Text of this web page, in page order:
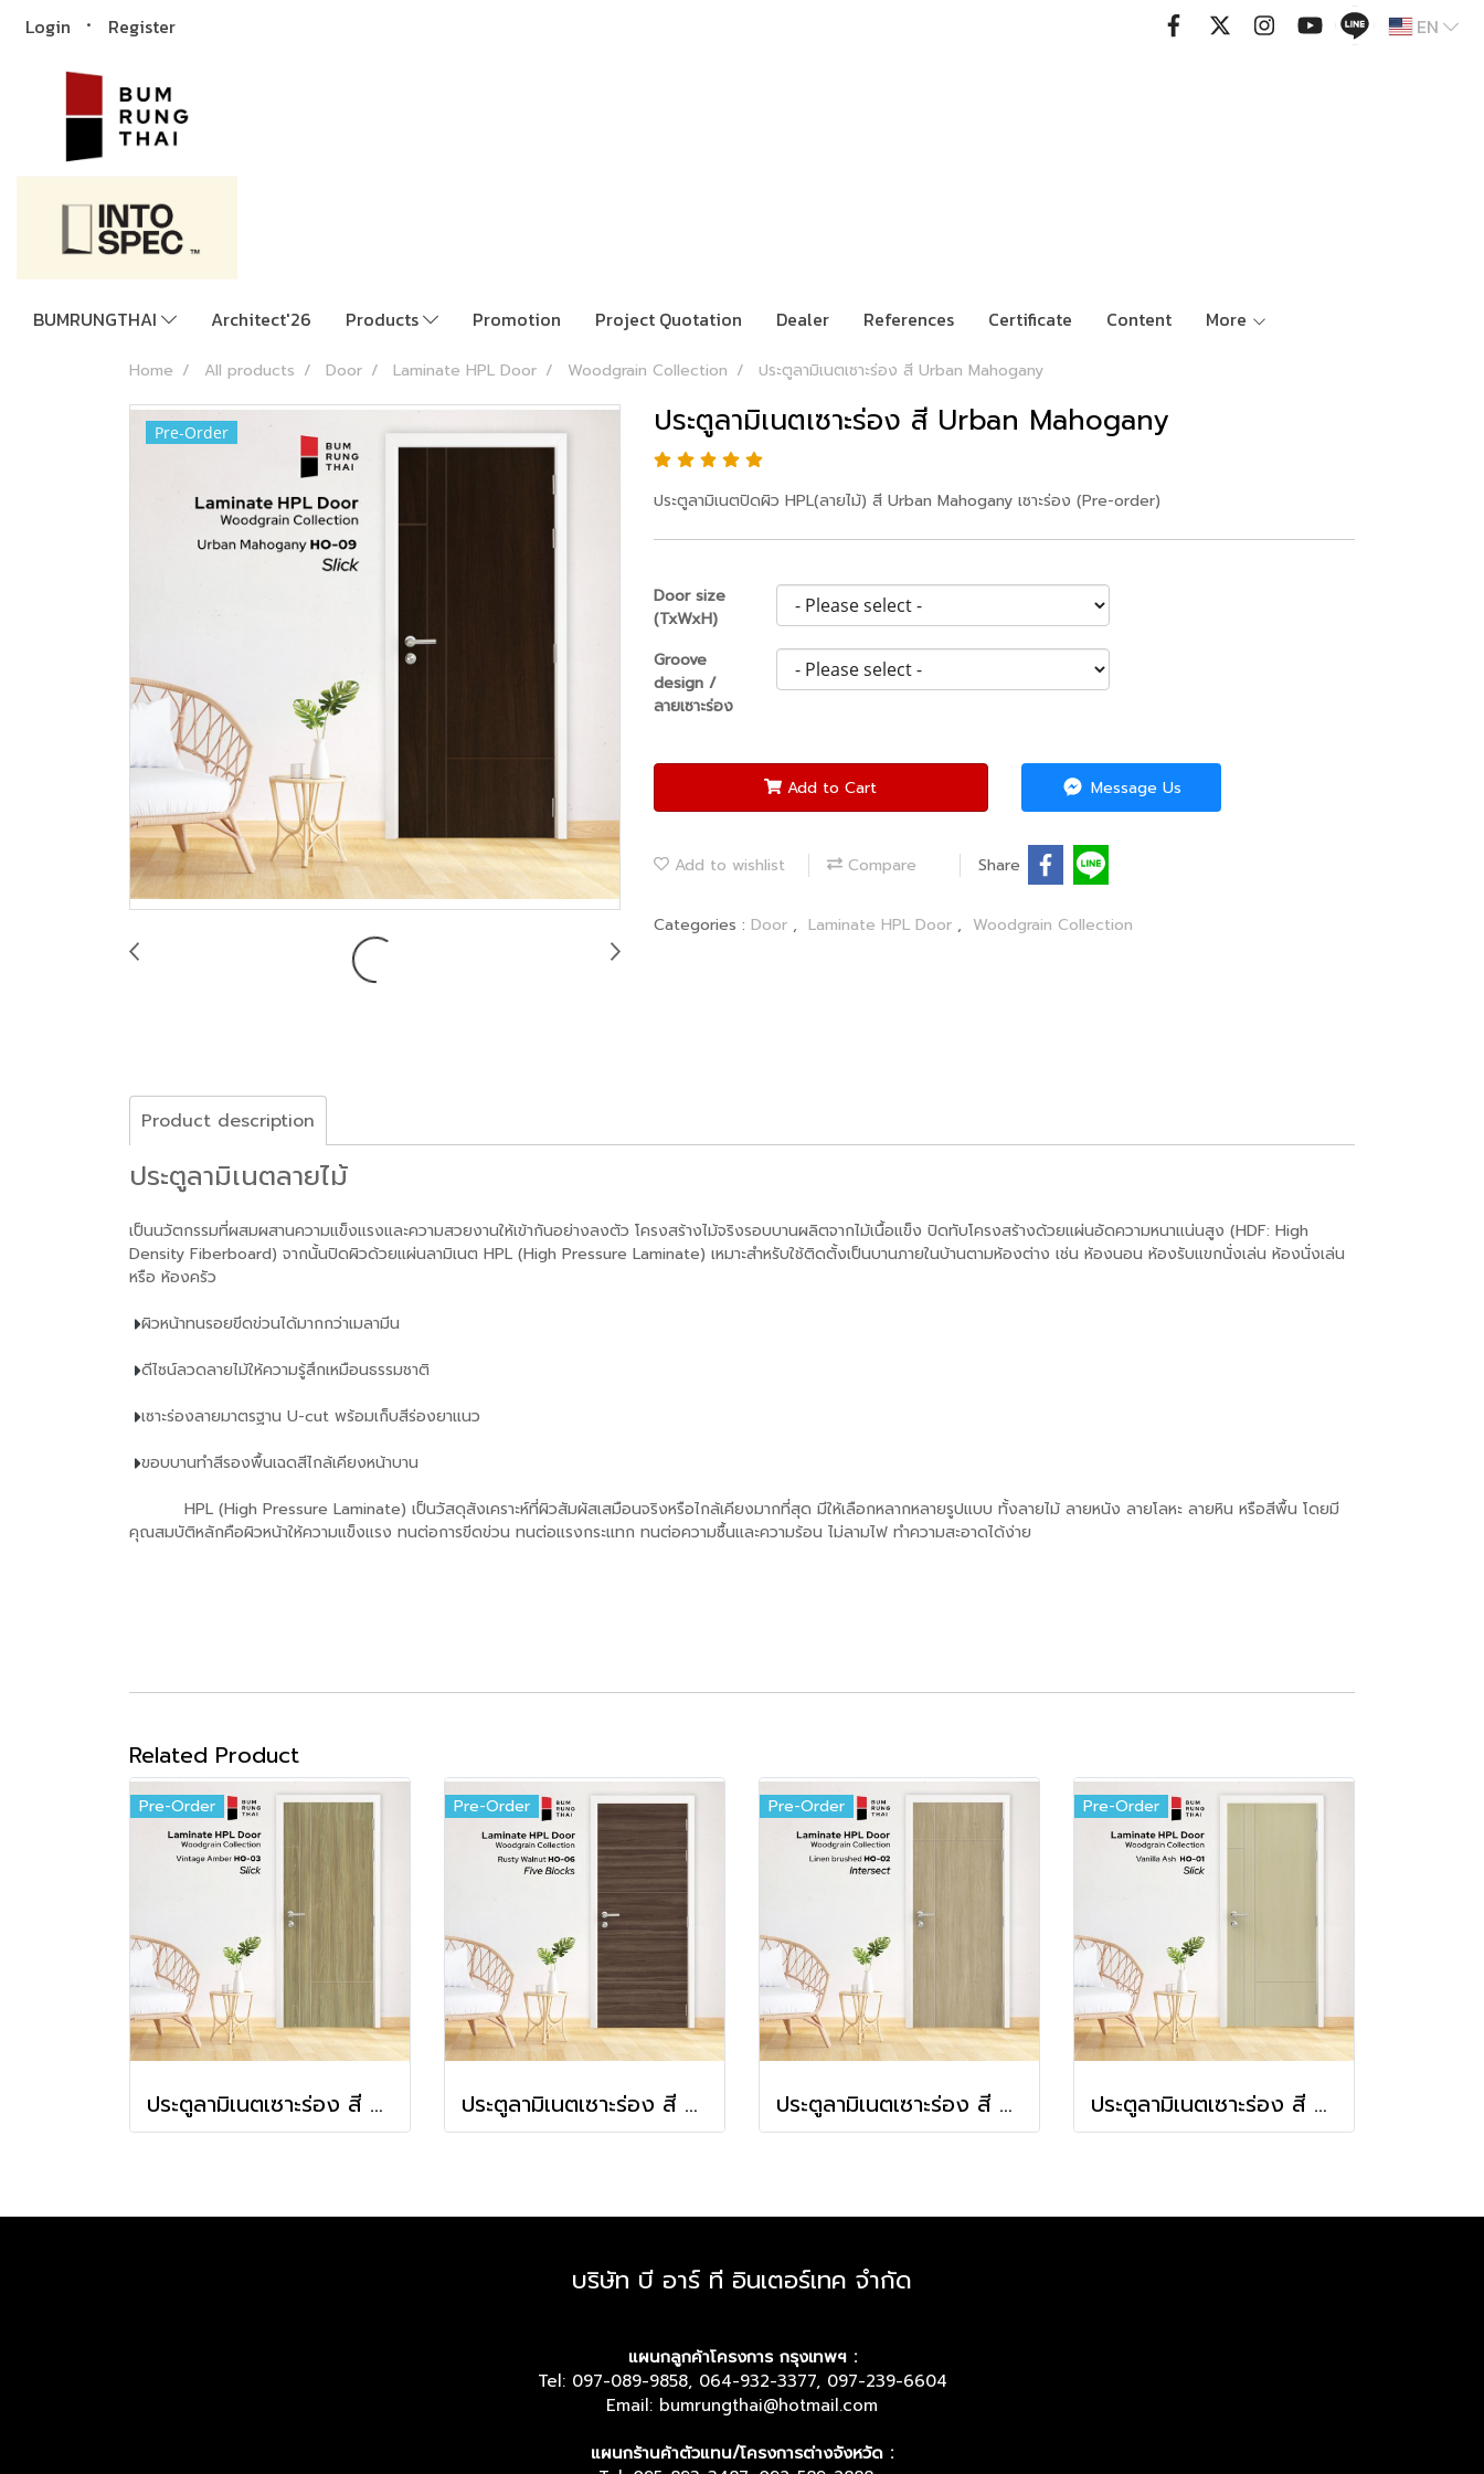
Login Register EN
BUMRUNGTHAI Architect'26 Products Promotion Project Quotation Dealer References Certificate Content More
Home All products Door Laminate HPL Door Woodgrain Collection ประตูลามิเนตเซาะร่อง สี Urban Mahogany
Pre-Order ประตูลามิเนตเซาะร่อง สี Urban Mahogany
ประตูลามิเนตปิดผิว HPL(ลายไม้) สี Urban Mahogany เซาะร่อง (Pre-order)
Door size
(TxWxH)
Groove
design /
ลายเซาะร่อง
Add to Cart Message Us
Add to wishlist Compare Share
Categories : Door , Laminate HPL Door , Woodgrain Collection
Product description
ประตูลามิเนตลายไม้
เป็นนวัตกรรมที่ผสมผสานความแข็งแรงและความสวยงานให้เข้ากันอย่างลงตัว โครงสร้างไม้จริงรอบบานผลิตจากไม้เนื้อแข็ง ปิดทับโครงสร้างด้วยแผ่นอัดความหนาแน่นสูง (HDF: High
Density Fiberboard) จากนั้นปิดผิวด้วยแผ่นลามิเนต HPL (High Pressure Laminate) เหมาะสำหรับใช้ติดตั้งเป็นบานภายในบ้านตามห้องต่าง เช่น ห้องนอน ห้องรับแขกนั่งเล่น ห้องนั่งเล่น
หรือ ห้องครัว
ผิวหน้าทนรอยขีดข่วนได้มากกว่าเมลามีน
ดีไซน์ลวดลายไม้ให้ความรู้สึกเหมือนธรรมชาติ
เซาะร่องลายมาตรฐาน U-cut พร้อมเก็บสีร่องยาแนว
ขอบบานทำสีรองพื้นเฉดสีไกล้เคียงหน้าบาน
HPL (High Pressure Laminate) เป็นวัสดุสังเคราะห์ที่ผิวสัมผัสเสมือนจริงหรือไกล้เคียงมากที่สุด มีให้เลือกหลากหลายรูปแบบ ทั้งลายไม้ ลายหนัง ลายโลหะ ลายหิน หรือสีพื้น โดยมี
คุณสมบัติหลักคือผิวหน้าให้ความแข็งแรง ทนต่อการขีดข่วน ทนต่อแรงกระแทก ทนต่อความชื้นและความร้อน ไม่ลามไฟ ทำความสะอาดได้ง่าย
Related Product
Pre-Order
ประตูลามิเนตเซาะร่อง สี Vintage Amber
Pre-Order
ประตูลามิเนตเซาะร่อง สี Rusty Walnut
Pre-Order
ประตูลามิเนตเซาะร่อง สี Linen Brushed
Pre-Order
ประตูลามิเนตเซาะร่อง สี Vanilla Ash
บริษัท บี อาร์ ที อินเตอร์เทค จำกัด
แผนกลูกค้าโครงการ กรุงเทพฯ :
Tel: 097-089-9858, 064-932-3377, 097-239-6604
Email: bumrungthai@hotmail.com
แผนกร้านค้าตัวแทน/โครงการต่างจังหวัด :